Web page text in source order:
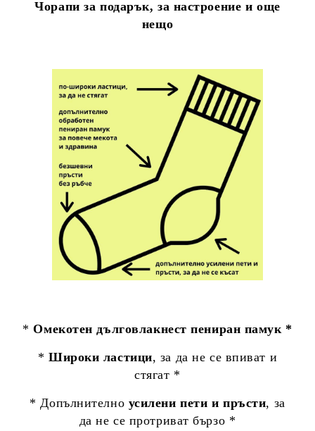
Чорапи за подарък, за настроение и още
нещо
*Омекотен дълговлакнест пениран памук *
* Широки ластици, за да не се впиват и
стягат *
* Допълнително усилени пети и пръсти, за
да не се протриват бързо *